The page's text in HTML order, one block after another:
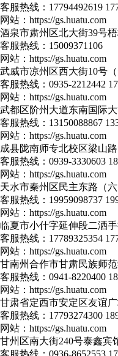
客服热线： 17794492619
网站： https://gs.huatu.com
酒泉市肃州区北大街39号
客服热线： 15009371106
网站： https://gs.huatu.com
武威市凉州区西大街10号
客服热线： 0935-2212442
网站： https://gs.huatu.com
武都区阶州大道东南国际
客服热线： 13150088867
网站： https://gs.huatu.com
成县陇南师专北校区梁山
客服热线： 0939-3330603
网站： https://gs.huatu.com
天水市秦州区民主东路（
客服热线： 19959098737
网站： https://gs.huatu.com
临夏市小什字延伸段二洒
客服热线： 17789325354
网站： https://gs.huatu.com
甘南州合作市甘肃民族师
客服热线： 0941-8220400
网站： https://gs.huatu.com
甘肃省定西市安定区友谊
客服热线： 17793274300
网站： https://gs.huatu.com
甘州区南大街240号泰鑫宾
客服热线： 0936-8652553